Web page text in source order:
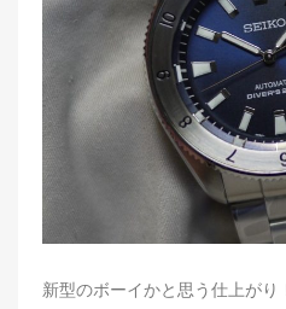
o
新型のボーイかと思う仕上が